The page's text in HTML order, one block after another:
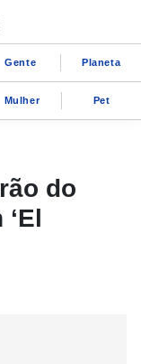
Gente Planeta
Mulher Pet
do